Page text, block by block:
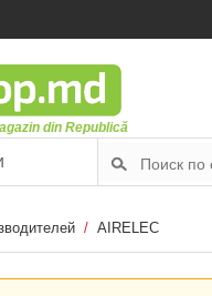
din Republică
/ AIRELEC